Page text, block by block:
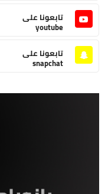
تابعونا على
youtube
تابعونا على
snapchat